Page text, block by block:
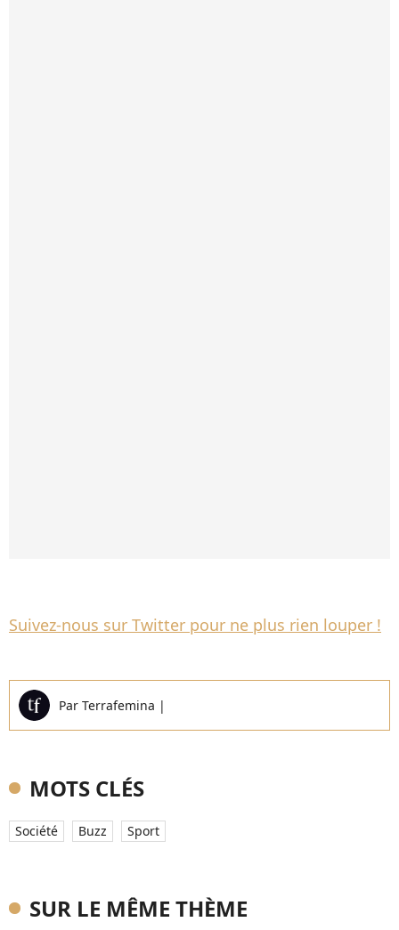
Suivez-nous sur Twitter pour ne plus rien louper !
Par Terrafemina |
MOTS CLÉS
Société Buzz Sport
SUR LE MÊME THÈME